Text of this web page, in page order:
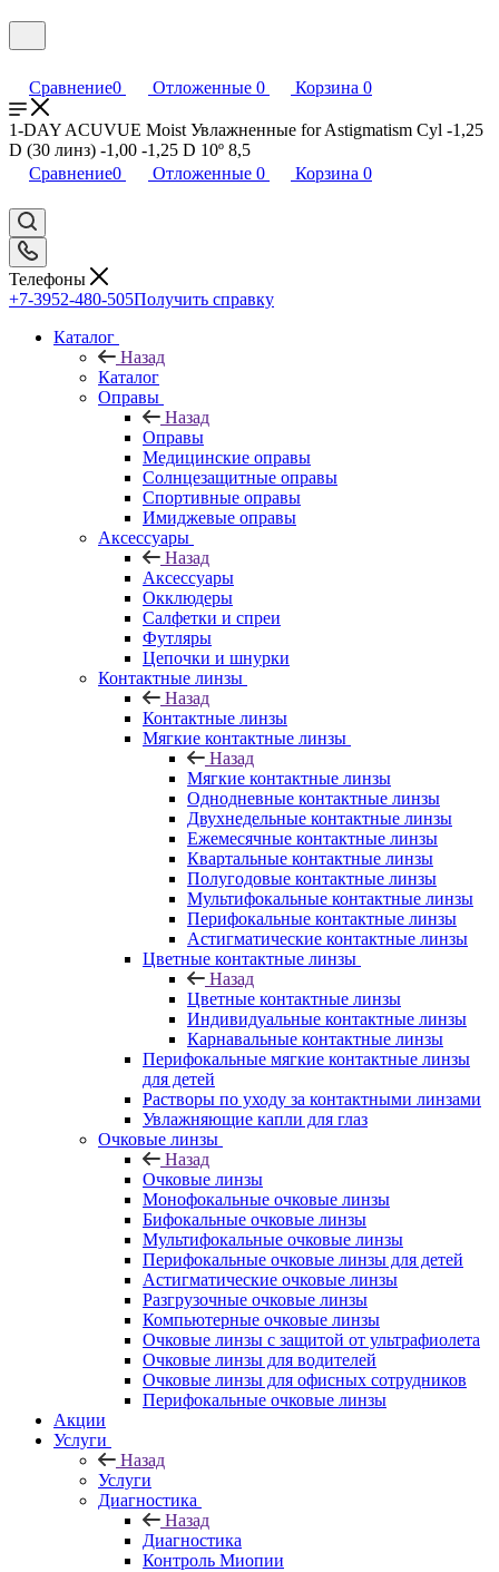
Сравнение0 Отложенные 0 Корзина 0
1-DAY ACUVUE Moist Увлажненные for Astigmatism Cyl -1,25
D (30 линз) -1,00 -1,25 D 10º 8,5
Сравнение0 Отложенные 0 Корзина 0
Телефоны
+7-3952-480-505Получить справку
Каталог
Назад
Каталог
Оправы
Назад
Оправы
Медицинские оправы
Солнцезащитные оправы
Спортивные оправы
Имиджевые оправы
Аксессуары
Назад
Аксессуары
Окклюдеры
Салфетки и спреи
Футляры
Цепочки и шнурки
Контактные линзы
Назад
Контактные линзы
Мягкие контактные линзы
Назад
Мягкие контактные линзы
Однодневные контактные линзы
Двухнедельные контактные линзы
Ежемесячные контактные линзы
Квартальные контактные линзы
Полугодовые контактные линзы
Мультифокальные контактные линзы
Перифокальные контактные линзы
Астигматические контактные линзы
Цветные контактные линзы
Назад
Цветные контактные линзы
Индивидуальные контактные линзы
Карнавальные контактные линзы
Перифокальные мягкие контактные линзы
для детей
Растворы по уходу за контактными линзами
Увлажняющие капли для глаз
Очковые линзы
Назад
Очковые линзы
Монофокальные очковые линзы
Бифокальные очковые линзы
Мультифокальные очковые линзы
Перифокальные очковые линзы для детей
Астигматические очковые линзы
Разгрузочные очковые линзы
Компьютерные очковые линзы
Очковые линзы с защитой от ультрафиолета
Очковые линзы для водителей
Очковые линзы для офисных сотрудников
Перифокальные очковые линзы
Акции
Услуги
Назад
Услуги
Диагностика
Назад
Диагностика
Контроль Миопии